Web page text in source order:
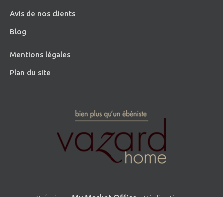
Avis de nos clients
Blog
Mentions légales
Plan du site